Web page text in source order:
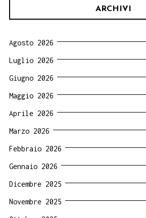
ARCHIVI
Agosto 2026
Luglio 2026
Giugno 2026
Maggio 2026
Aprile 2026
Marzo 2026
Febbraio 2026
Gennaio 2026
Dicembre 2025
Novembre 2025